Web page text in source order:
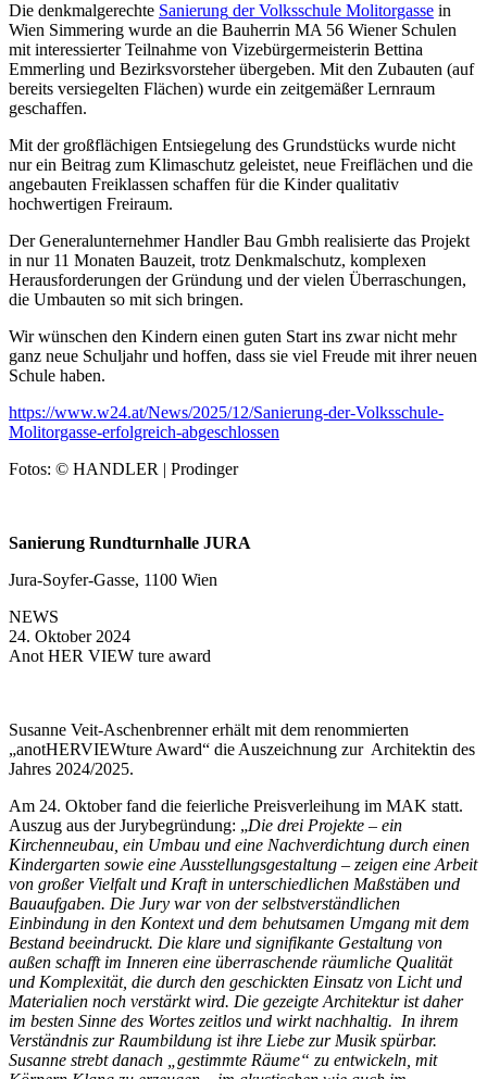
Die denkmalgerechte Sanierung der Volksschule Molitorgasse in
Wien Simmering wurde an die Bauherrin MA 56 Wiener Schulen
mit interessierter Teilnahme von Vizebürgermeisterin Bettina
Emmerling und Bezirksvorsteher übergeben. Mit den Zubauten (auf
bereits versiegelten Flächen) wurde ein zeitgemäßer Lernraum
geschaffen.
Mit der großflächigen Entsiegelung des Grundstücks wurde nicht
nur ein Beitrag zum Klimaschutz geleistet, neue Freiflächen und die
angebauten Freiklassen schaffen für die Kinder qualitativ
hochwertigen Freiraum.
Der Generalunternehmer Handler Bau Gmbh realisierte das Projekt
in nur 11 Monaten Bauzeit, trotz Denkmalschutz, komplexen
Herausforderungen der Gründung und der vielen Überraschungen,
die Umbauten so mit sich bringen.
Wir wünschen den Kindern einen guten Start ins zwar nicht mehr
ganz neue Schuljahr und hoffen, dass sie viel Freude mit ihrer neuen
Schule haben.
https://www.w24.at/News/2025/12/Sanierung-der-Volksschule-
Molitorgasse-erfolgreich-abgeschlossen
Fotos: © HANDLER | Prodinger
Sanierung Rundturnhalle JURA
Jura-Soyfer-Gasse, 1100 Wien
NEWS
24. Oktober 2024
Anot HER VIEW ture award
Susanne Veit-Aschenbrenner erhält mit dem renommierten
„anotHERVIEWture Award“ die Auszeichnung zur Architektin des
Jahres 2024/2025.
Am 24. Oktober fand die feierliche Preisverleihung im MAK statt.
Auszug aus der Jurybegründung: „Die drei Projekte – ein
Kirchenneubau, ein Umbau und eine Nachverdichtung durch einen
Kindergarten sowie eine Ausstellungsgestaltung – zeigen eine Arbeit
von großer Vielfalt und Kraft in unterschiedlichen Maßstäben und
Bauaufgaben. Die Jury war von der selbstverständlichen
Einbindung in den Kontext und dem behutsamen Umgang mit dem
Bestand beeindruckt. Die klare und signifikante Gestaltung von
außen schafft im Inneren eine überraschende räumliche Qualität
und Komplexität, die durch den geschickten Einsatz von Licht und
Materialien noch verstärkt wird. Die gezeigte Architektur ist daher
im besten Sinne des Wortes zeitlos und wirkt nachhaltig. In ihrem
Verständnis zur Raumbildung ist ihre Liebe zur Musik spürbar.
Susanne strebt danach „gestimmte Räume“ zu entwickeln, mit